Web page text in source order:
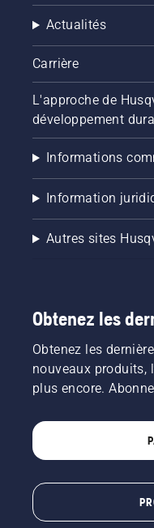
Actualités
Carrière
L'approche de
développement
Informations
Information
Autres sites
Obtenez les
Obtenez les
nouveaux produits,
plus encore.